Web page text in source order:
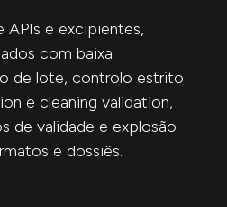
APIs e excipientes,
com baixa
de lote, controlo estrito
e cleaning validation,
de validade e explosão
e dossiês.